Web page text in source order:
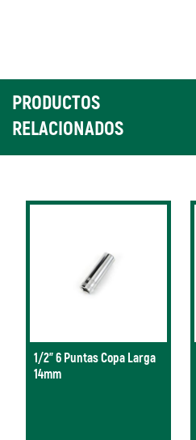
PRODUCTOS
RELACIONADOS
1/2" 6 Puntas Copa Larga
14mm